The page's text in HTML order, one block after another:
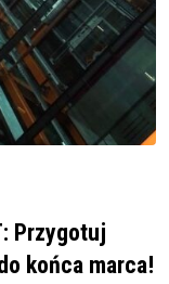
Przygotuj
końca marca!